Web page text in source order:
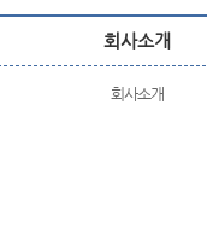
회사소개
회사소개